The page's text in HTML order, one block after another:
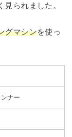
見られました。
グマシンを使っ
ナー